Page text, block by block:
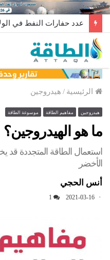
عدد حفارات النفط في الولايات
الرئيسية / هيدروجين
هيدروجين مفاهيم الطاقة موسوعة الطاقة
ما هو الهيدروجين؟
استعمال الطاقة المتجددة قد
الأخضر
أنس الحجي
2021-03-16
1